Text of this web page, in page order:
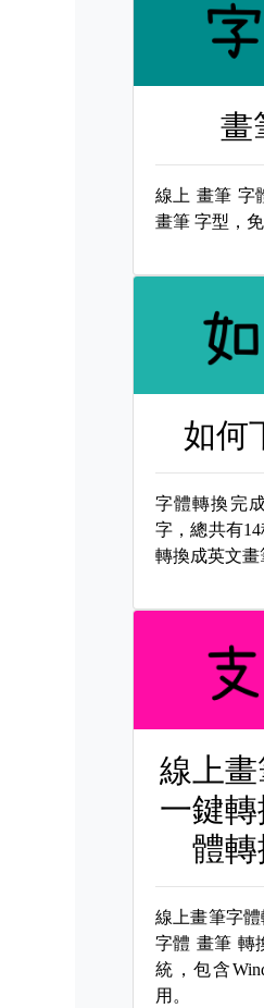
畫
線上 畫筆 字
畫筆 字型，
如何
字體轉換完
字，總共有
轉換成英文畫
線上畫
一鍵
體
線上畫筆字
字體 畫筆 轉
統，包含
用。